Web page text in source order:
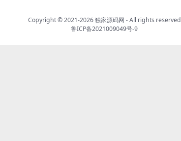
Copyright © 2021-2026独家源码网 - All rights reserved
鲁ICP备2021009049号-9